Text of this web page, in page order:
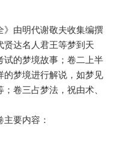
》由明代谢敬夫收集编撰
达名人君王等梦到天
试的梦境故事；卷二上半
的梦境进行解说，如梦见
卷三占梦法，祝由术、
要内容：